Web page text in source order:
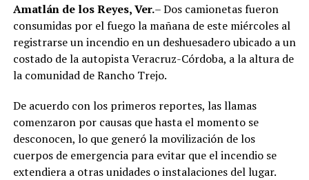
La sentencia representa uno de los primeros fallos
derivados de aquel operativo y confirma la
responsabilidad penal de los exuniformados por delitos
relacionados con la posesión de droga y el
públicos.
Amatlán de los Reyes, Ver.– Dos camionetas fueron
consumidas por el fuego la mañana de este miércoles al
registrarse un incendio en un deshuesadero ubicado a un
costado de la autopista Veracruz-Córdoba, a la altura de
la comunidad de Rancho Trejo.
De acuerdo con los primeros reportes, las llamas
comenzaron por causas que hasta el momento se
desconocen, lo que generó la movilización de los
cuerpos de emergencia para evitar que el incendio se
extendiera a otras unidades o instalaciones del lugar.